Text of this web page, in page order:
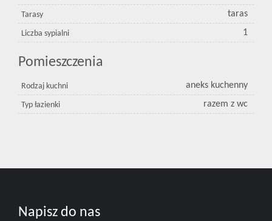
Tarasy taras
Liczba sypialni 1
Pomieszczenia
Rodzaj kuchni aneks kuchenny
Typ łazienki razem z wc
Napisz do nas